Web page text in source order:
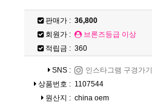
판매가 : 36,800
회원가 :
브론즈등급 이상
적립금 : 360
SNS :
인스타그램 구경가기
상품번호 : 1107544
원산지 : china oem